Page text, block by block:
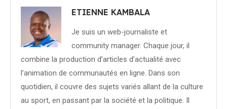
ETIENNE KAMBALA
Je suis un web-journaliste et
community manager. Chaque jour, il
combine la production d’articles d’actualité avec
l’animation de communautés en ligne. Dans son
quotidien, il couvre des sujets variés allant de la culture
au sport, en passant par la société et la politique. Il